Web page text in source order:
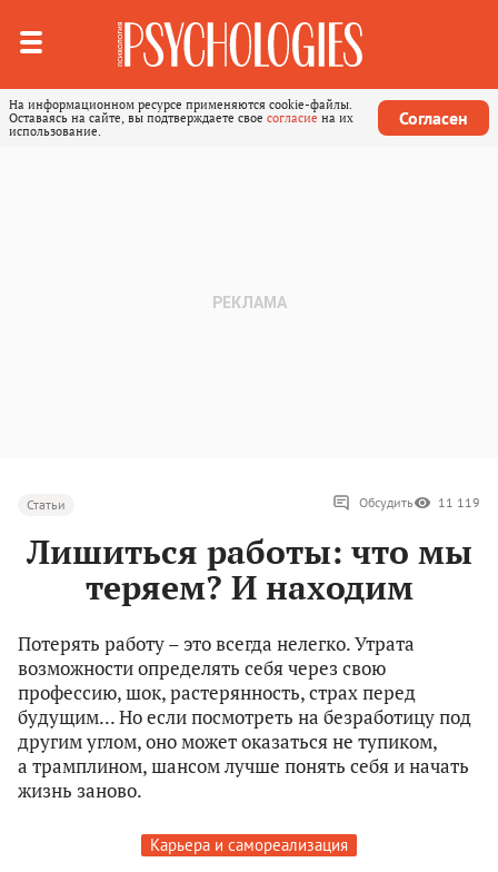
На информационном ресурсе применяются cookie-файлы.
Оставаясь на сайте, вы подтверждаете свое согласие на их
использование.
Согласен
Статьи Обсудить 11 119
Лишиться работы: что мы
теряем? И находим
Потерять работу – это всегда нелегко. Утрата
возможности определять себя через свою
профессию, шок, растерянность, страх перед
будущим... Но если посмотреть на безработицу под
другим углом, оно может оказаться не тупиком,
а трамплином, шансом лучше понять себя и начать
жизнь заново.
Карьера и самореализация